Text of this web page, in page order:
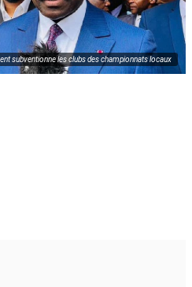
subventionne les clubs des championnats locaux